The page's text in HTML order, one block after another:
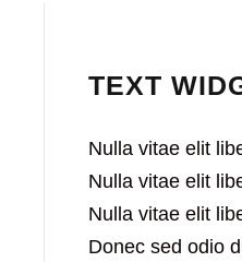
TEXT
Nulla vitae elit
Nulla vitae elit
Nulla vitae elit
Donec sed odio